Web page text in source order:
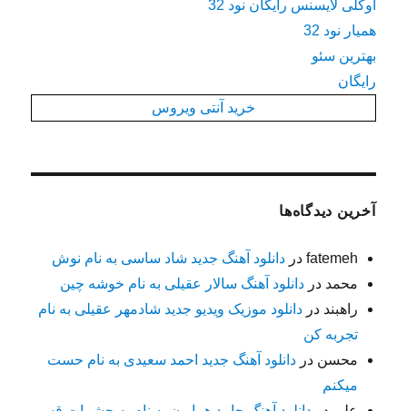
اوکلی لایسنس رایگان نود 32
همیار نود 32
بهترین سئو
رایگان
خرید آنتی ویروس
آخرین دیدگاه‌ها
fatemeh دردانلود آهنگ جدید شاد ساسی به نام نوش
محمد دردانلود آهنگ سالار عقیلی به نام خوشه چین
راهبند دردانلود موزیک ویدیو جدید شادمهر عقیلی به نام
تجربه کن
محسن دردانلود آهنگ جدید احمد سعیدی به نام حست
میکنم